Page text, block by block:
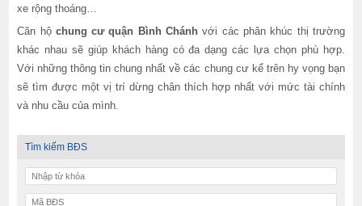
xe rộng thoáng…
Căn hộ chung cư quận Bình Chánh với các phân khúc thị trường
khác nhau sẽ giúp khách hàng có đa dạng các lựa chọn phù hợp.
Với những thông tin chung nhất về các chung cư kể trên hy vọng bạn
sẽ tìm được một vị trí dừng chân thích hợp nhất với mức tài chính
và nhu cầu của mình.
Tìm kiếm BĐS